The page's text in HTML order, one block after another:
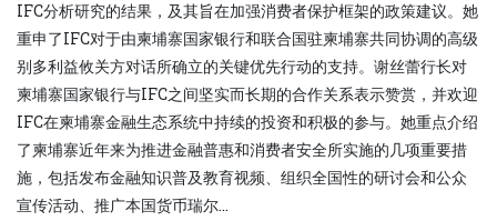
IFC分析研究的结果，及其旨在加强消费者保护框架的政策建议。她
重申了IFC对于由柬埔寨国家银行和联合国驻柬埔寨共同协调的高级
别多利益攸关方对话所确立的关键优先行动的支持。谢丝蕾行长对
柬埔寨国家银行与IFC之间坚实而长期的合作关系表示赞赏，并欢迎
IFC在柬埔寨金融生态系统中持续的投资和积极的参与。她重点介绍
了柬埔寨近年来为推进金融普惠和消费者安全所实施的几项重要措
施，包括发布金融知识普及教育视频、组织全国性的研讨会和公众
宣传活动、推广本国货币瑞尔...